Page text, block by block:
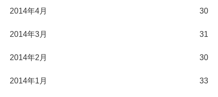
2014年4月 30
2014年3月 31
2014年2月 30
2014年1月 33